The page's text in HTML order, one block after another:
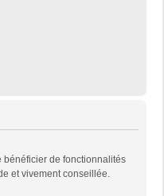
bénéficier de fonctionnalités
et vivement conseillée.